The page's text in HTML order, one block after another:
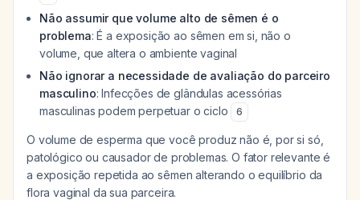
Não assumir que volume alto de sêmen é o
problema: É a exposição ao sêmen em si, não o
volume, que altera o ambiente vaginal
Não ignorar a necessidade de avaliação do parceiro
masculino: Infecções de glândulas acessórias
masculinas podem perpetuar o ciclo
6
O volume de esperma que você produz não é, por si só,
patológico ou causador de problemas. O fator relevante é
a exposição repetida ao sêmen alterando o equilíbrio da
flora vaginal da sua parceira.